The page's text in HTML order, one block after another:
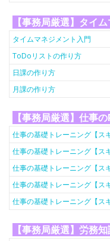
【事務局厳選】タイ
タイムマネジメント入門
ToDoリストの作り方
日課の作り方
月課の作り方
【事務局厳選】仕事
仕事の基礎トレーニング【ス
仕事の基礎トレーニング【ス
仕事の基礎トレーニング【ス
仕事の基礎トレーニング【ス
仕事の基礎トレーニング【ス
【事務局厳選】労務